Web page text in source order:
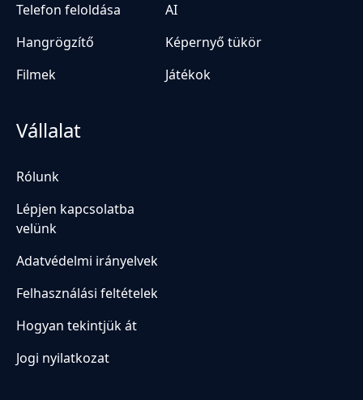
Telefon feloldása
AI
Hangrögzítő
Képernyő tükör
Filmek
Játékok
Vállalat
Rólunk
Lépjen kapcsolatba
velünk
Adatvédelmi irányelvek
Felhasználási feltételek
Hogyan tekintjük át
Jogi nyilatkozat